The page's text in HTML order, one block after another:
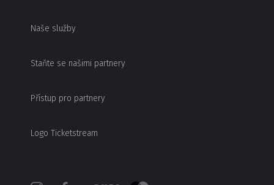
Naše služby
Staňte se našimi partnery
Přístup pro partnery
Logo Ticketstream